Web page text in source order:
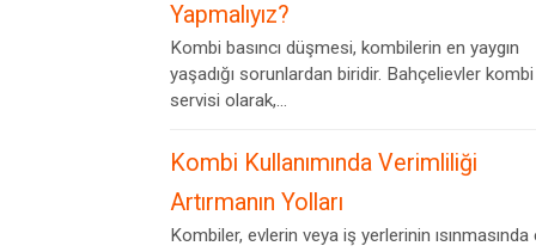
Yapmalıyız?
Kombi basıncı düşmesi, kombilerin en yaygın
yaşadığı sorunlardan biridir. Bahçelievler kombi
servisi olarak,...
Kombi Kullanımında Verimliliği
Artırmanın Yolları
Kombiler, evlerin veya iş yerlerinin ısınmasında